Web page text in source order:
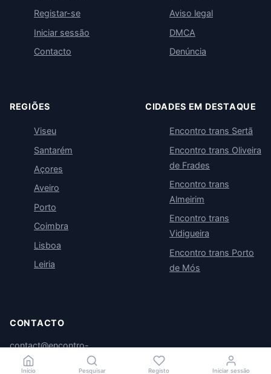
Início Pesquisar Registo Iniciar sessão
Registar-se
Iniciar sessão
Contacto
Aviso legal
DMCA
Denúncia
REGIÕES
Viseu
Santarém
Açores
Aveiro
Porto
Coimbra
Lisboa
Leiria
CIDADES EM DESTAQUE
Encontro trans Sertã
Encontro trans Oliveira
de Frades
Encontro trans
Almeirim
Encontro trans
Vidigueira
Encontro trans Porto
de Mós
CONTACTO
contact@encontro-
trans.com